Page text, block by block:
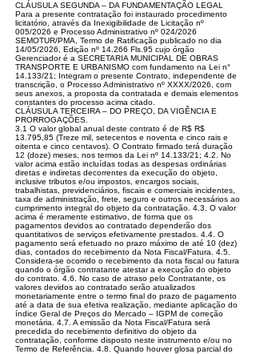
CLÁUSULA SEGUNDA – DA FUNDAMENTAÇÃO LEGAL
Para a presente contratação foi instaurado procedimento
licitatório, através da Inexigibilidade de Licitação nº
005/2026 e Processo Administrativo nº 024/2026
SEMOTUR/PMA, Termo de Ratificação publicado no dia
14/05/2026, Edição nº 14.266 Fls.95 cujo órgão
Gerenciador é a SECRETARIA MUNICIPAL DE OBRAS
TRANSPORTE E URBANISMO com fundamento na Lei n°
14.133/21; Integram o presente Contrato, independente de
transcrição, o Processo Administrativo nº XXXX/2026, com
seus anexos, a proposta da contratada e demais elementos
constantes do processo acima citado.
CLÁUSULA TERCEIRA – DO PREÇO, DA VIGÊNCIA E
PRORROGAÇÕES.
3.1 O valor global anual deste contrato é de R$ R$
13.795,85 (Treze mil, setecentos e noventa e cinco rais e
oitenta e cinco centavos). O Contrato firmado terá duração
12 (doze) meses, nos termos da Lei nº 14.133/21; 4.2. No
valor acima estão incluídas todas as despesas ordinárias
diretas e indiretas decorrentes da execução do objeto,
inclusive tributos e/ou impostos, encargos sociais,
trabalhistas, previdenciários, fiscais e comerciais incidentes,
taxa de administração, frete, seguro e outros necessários ao
cumprimento integral do objeto da contratação. 4.3. O valor
acima é meramente estimativo, de forma que os
pagamentos devidos ao contratado dependerão dos
quantitativos de serviços efetivamente prestados. 4.4. O
pagamento será efetuado no prazo máximo de até 10 (dez)
dias, contados do recebimento da Nota Fiscal/Fatura. 4.5.
Considera-se ocorrido o recebimento da nota fiscal ou fatura
quando o órgão contratante atestar a execução do objeto
do contrato. 4.6. No caso de atraso pelo Contratante, os
valores devidos ao contratado serão atualizados
monetariamente entre o termo final do prazo de pagamento
até a data de sua efetiva realização, mediante aplicação do
índice Geral de Preços do Mercado – IGPM de correção
monetária. 4.7. A emissão da Nota Fiscal/Fatura será
precedida do recebimento definitivo do objeto da
contratação, conforme disposto neste instrumento e/ou no
Termo de Referência. 4.8. Quando houver glosa parcial do